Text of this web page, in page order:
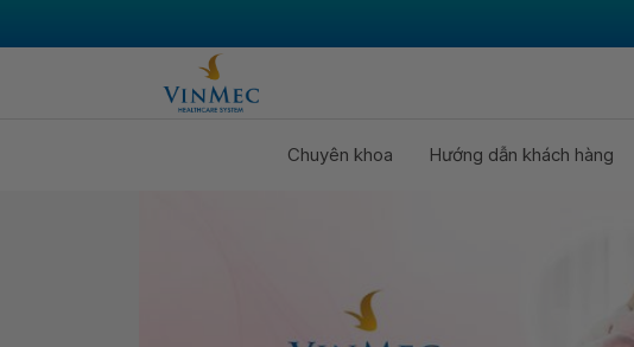
Chuyên khoa Hướng dẫn khách hàng